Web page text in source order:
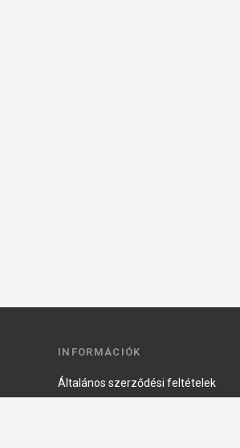
INFORMÁCIÓK
Általános szerződési feltételek